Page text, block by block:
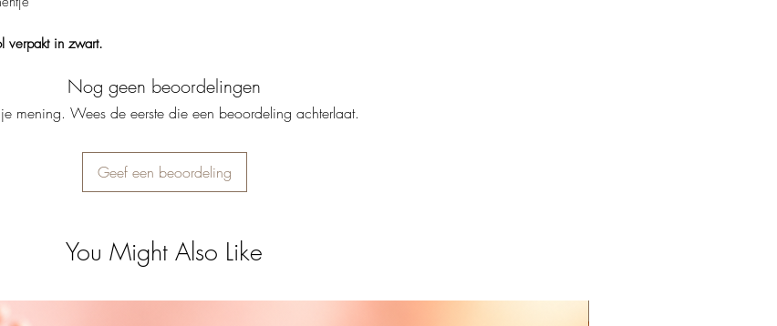
verpakt in zwart.
Nog geen beoordelingen
mening. Wees de eerste die een beoordeling achterlaat.
Geef een beoordeling
You Might Also Like